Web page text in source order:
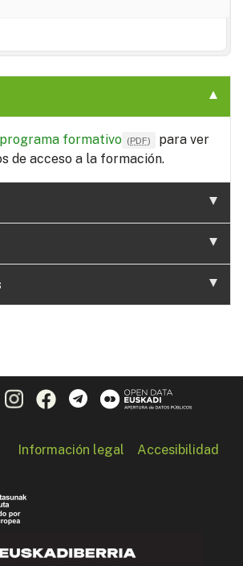
programa formativo (PDF)
para ver
de acceso a la formación.
Información legal Accesibilidad